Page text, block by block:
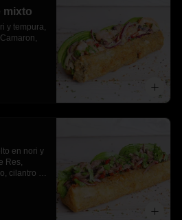
mixto
y tempura,
en nori y
Res,
cilantro y